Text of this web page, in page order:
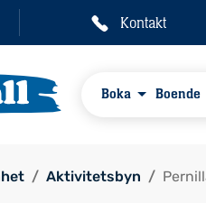
Kontakt
Boka Boende
Aktivitetsbyn